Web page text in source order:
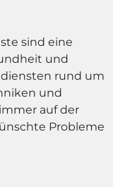
sind eine
und
rund um
und
auf der
Probleme